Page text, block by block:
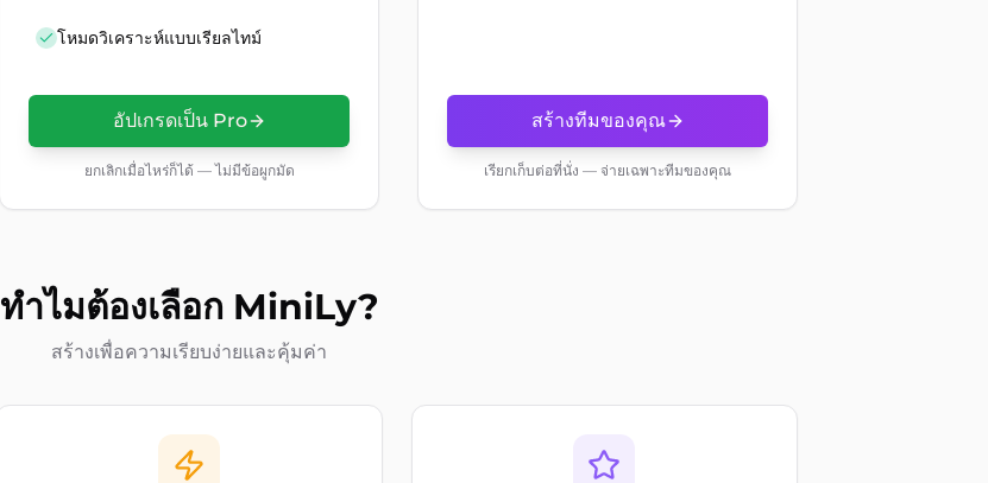
โหมดวิเคราะห์แบบเรียลไทม์
อัปเกรดเป็น Pro
ยกเลิกเมื่อไหร่ก็ได้ — ไม่มีข้อผูกมัด
สร้างทีมของคุณ
เรียกเก็บต่อที่นั่ง — จ่ายเฉพาะทีมของคุณ
ทำไมต้องเลือก MiniLy?
สร้างเพื่อความเรียบง่ายและคุ้มค่า